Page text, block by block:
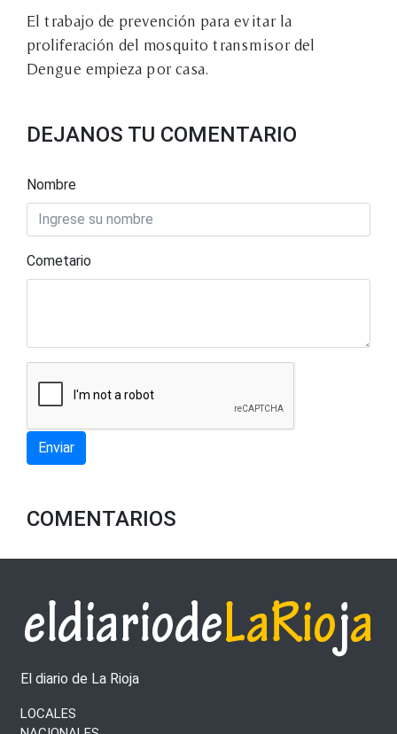
El trabajo de prevención para evitar la
proliferación del mosquito transmisor del
Dengue empieza por casa.
DEJANOS TU COMENTARIO
Nombre
Cometario
Enviar
COMENTARIOS
El diario de La Rioja
LOCALES